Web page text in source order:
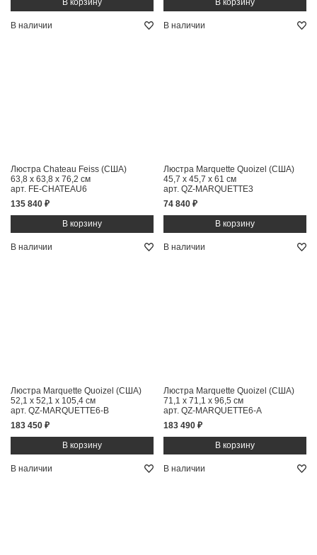
В наличии
Люстра Chateau Feiss (США)
63,8 x 63,8 x 76,2 см
арт. FE-CHATEAU6
135 840 ₽
В наличии
Люстра Marquette Quoizel (США)
45,7 x 45,7 x 61 см
арт. QZ-MARQUETTE3
74 840 ₽
В наличии
Люстра Marquette Quoizel (США)
52,1 x 52,1 x 105,4 см
арт. QZ-MARQUETTE6-B
183 450 ₽
В наличии
Люстра Marquette Quoizel (США)
71,1 x 71,1 x 96,5 см
арт. QZ-MARQUETTE6-A
183 490 ₽
В наличии В наличии